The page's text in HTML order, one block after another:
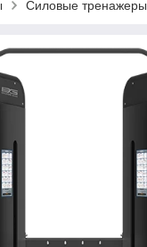
Силовые тренажеры